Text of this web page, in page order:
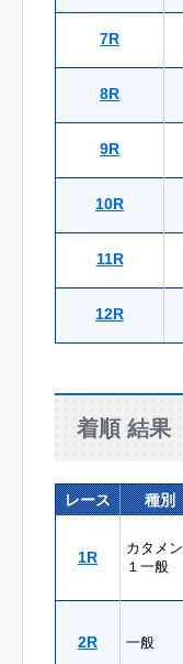
7R
8R
9R
10R
11R
12R
着順 結果
レース 種別
1R
カタメン
１一般
2R 一般